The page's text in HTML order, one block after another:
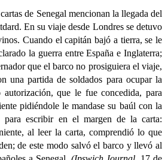
de Senegal mencionan la llegada del
En su viaje desde Londres se detuvo
Cuando el capitán bajó a tierra, se le
la guerra entre España e Inglaterra;
que el barco no prosiguiera el viaje,
una partida de soldados para ocupar la
que le fue concedida, para
pidiéndole le mandase su baúl con la
para escribir en el margen de la carta:
al leer la carta, comprendió lo que
de este modo salvó el barco y llevó al